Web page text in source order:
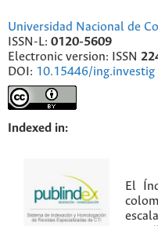
Universidad Nacional de
ISSN-L: 0120-5609
Electronic version: ISSN
DOI: 10.15446/ing.investig
Indexed in:
El